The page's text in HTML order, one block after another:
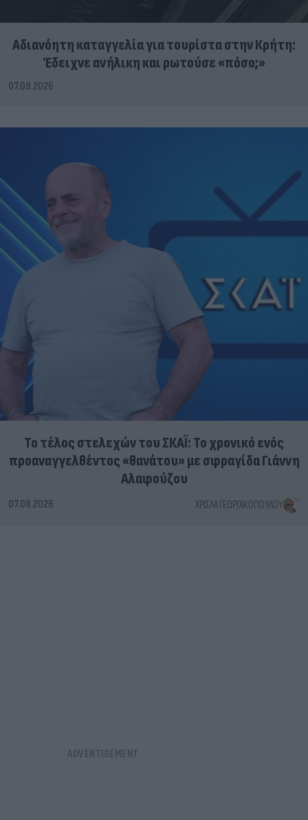
Αδιανόητη καταγγελία για τουρίστα στην Κρήτη:
Έδειχνε ανήλικη και ρωτούσε «πόσο;»
07.08.2026
Το τέλος στελεχών του ΣΚΑΪ: Το χρονικό ενός
προαναγγελθέντος «θανάτου» με σφραγίδα Γιάννη
Αλαφούζου
07.08.2026 ΧΡΊΣΛΑ ΓΕΩΡΓΑΚΟΠΟΎΛΟΥ